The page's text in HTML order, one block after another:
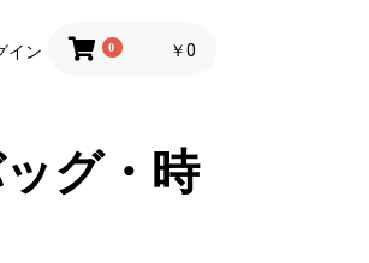
イン 0 ￥0
グ・時